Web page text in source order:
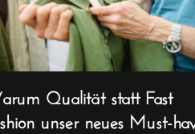
Qualität statt Fast
unser neues Must-